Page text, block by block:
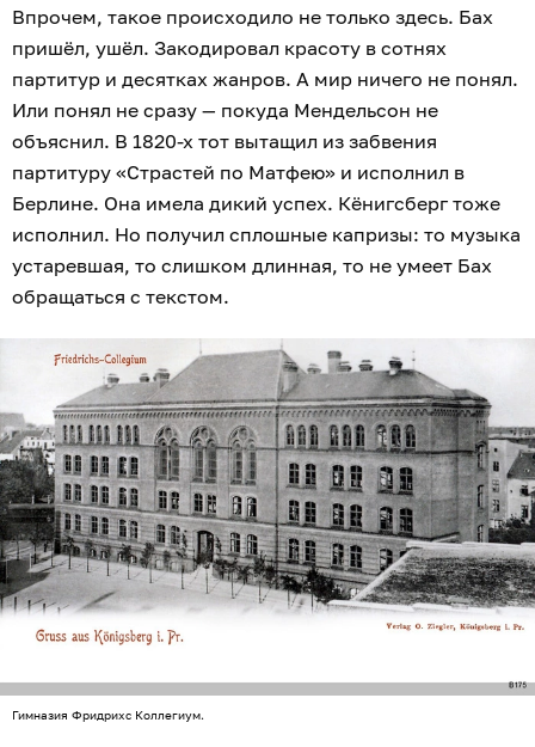
Впрочем, такое происходило не только здесь. Бах
пришёл, ушёл. Закодировал красоту в сотнях
партитур и десятках жанров. А мир ничего не понял.
Или понял не сразу — покуда Мендельсон не
объяснил. В 1820-х тот вытащил из забвения
партитуру «Страстей по Матфею» и исполнил в
Берлине. Она имела дикий успех. Кёнигсберг тоже
исполнил. Но получил сплошные капризы: то музыка
устаревшая, то слишком длинная, то не умеет Бах
обращаться с текстом.
Гимназия Фридрихс Коллегиум.